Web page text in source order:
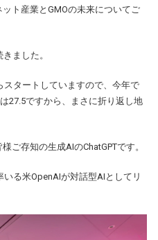
ト産業とGMOの未来についてご
ました。
スタートしていますので、今年で
27.5ですから、まさに折り返し地
ご存知の生成AIのChatGPTです。
る米OpenAIが対話型AIとしてリ